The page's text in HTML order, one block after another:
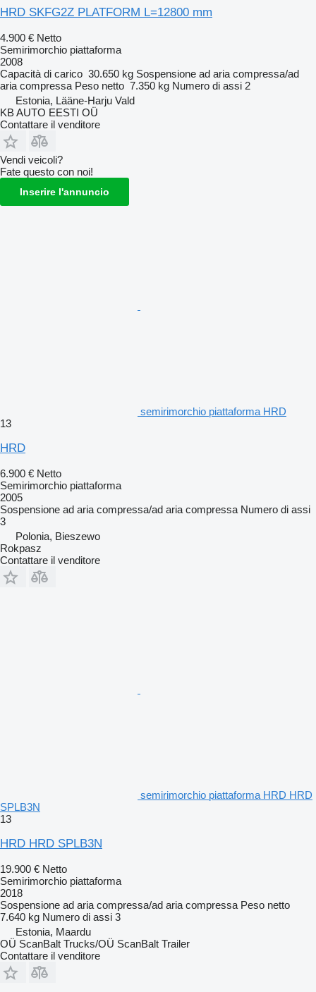
HRD SKFG2Z PLATFORM L=12800 mm
4.900 € Netto
Semirimorchio piattaforma
2008
Capacità di carico 30.650 kg Sospensione ad aria compressa/ad
aria compressa Peso netto 7.350 kg Numero di assi 2
Estonia, Lääne-Harju Vald
KB AUTO EESTI OÜ
Contattare il venditore
Vendi veicoli?
Fate questo con noi!
Inserire l'annuncio
semirimorchio piattaforma HRD
13
HRD
6.900 € Netto
Semirimorchio piattaforma
2005
Sospensione ad aria compressa/ad aria compressa Numero di assi
3
Polonia, Bieszewo
Rokpasz
Contattare il venditore
semirimorchio piattaforma HRD HRD
SPLB3N
13
HRD HRD SPLB3N
19.900 € Netto
Semirimorchio piattaforma
2018
Sospensione ad aria compressa/ad aria compressa Peso netto
7.640 kg Numero di assi 3
Estonia, Maardu
OÜ ScanBalt Trucks/OÜ ScanBalt Trailer
Contattare il venditore